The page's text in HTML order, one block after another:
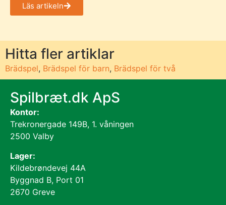
Läs artikeln
Hitta fler artiklar
Brädspel, Brädspel för barn, Brädspel för två
Spilbræt.dk ApS
Kontor:
Trekronergade 149B, 1. våningen
2500 Valby
Lager:
Kildebrøndevej 44A
Byggnad B, Port 01
2670 Greve